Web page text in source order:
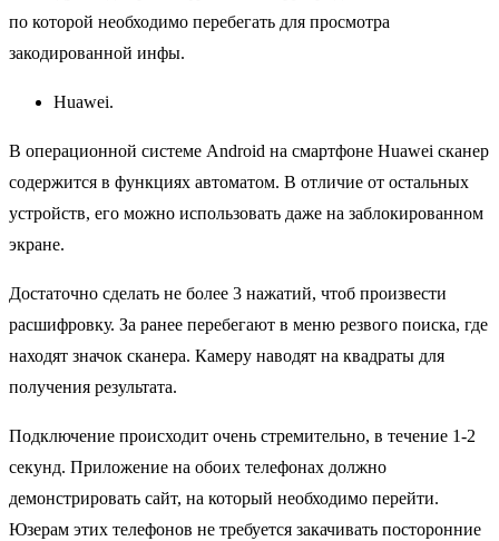
по которой необходимо перебегать для просмотра
закодированной инфы.
Huawei.
В операционной системе Android на смартфоне Huawei сканер
содержится в функциях автоматом. В отличие от остальных
устройств, его можно использовать даже на заблокированном
экране.
Достаточно сделать не более 3 нажатий, чтоб произвести
расшифровку. За ранее перебегают в меню резвого поиска, где
находят значок сканера. Камеру наводят на квадраты для
получения результата.
Подключение происходит очень стремительно, в течение 1-2
секунд. Приложение на обоих телефонах должно
демонстрировать сайт, на который необходимо перейти.
Юзерам этих телефонов не требуется закачивать посторонние